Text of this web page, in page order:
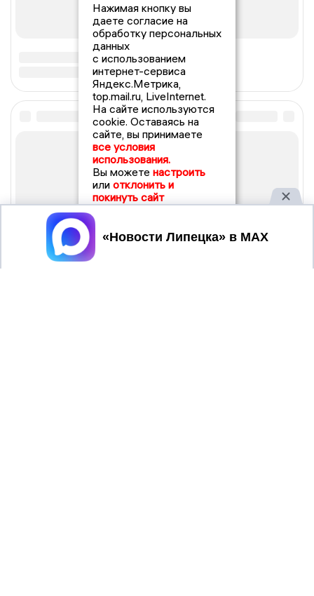
Нажимая кнопку вы
даете согласие на
обработку персональных
данных
с использованием
интернет-сервиса
Яндекс.Метрика,
top.mail.ru, LiveInternet.
На сайте используются
cookie. Оставаясь на
сайте, вы принимаете
все условия
использования.
Вы можете настроить
или отклонить и
покинуть сайт
Принять